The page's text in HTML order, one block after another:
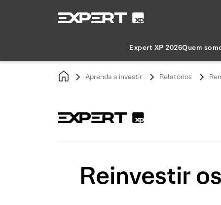
Expert XP 2026Quem
Aprenda a investir Relatórios
Reinvestir